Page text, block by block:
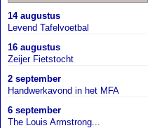
14 augustus
Levend Tafelvoetbal
16 augustus
Zeijer Fietstocht
2 september
Handwerkavond in het MFA
6 september
The Louis Armstrong...